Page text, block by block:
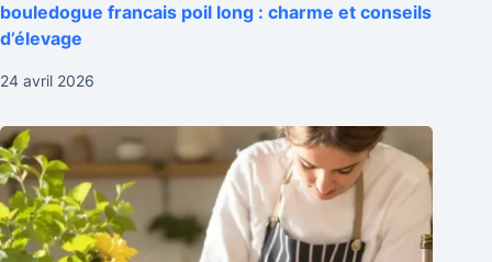
bouledogue francais poil long : charme et conseils
d’élevage
24 avril 2026